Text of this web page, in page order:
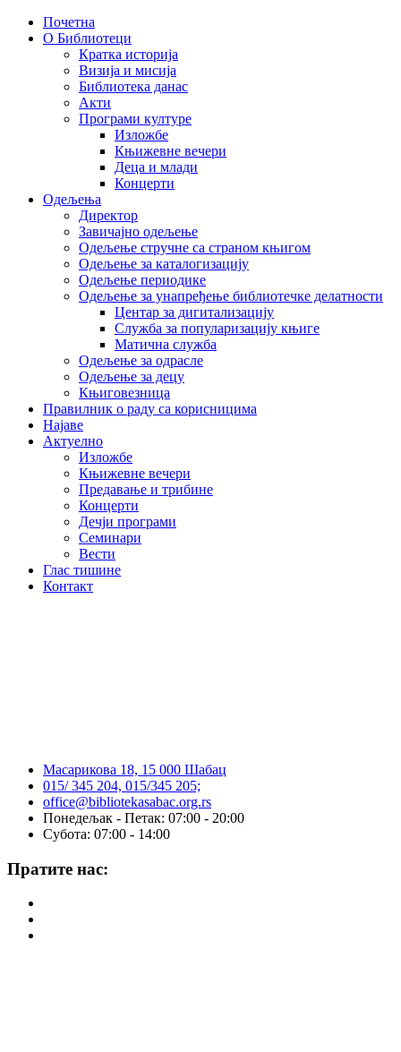
Почетна
О Библиотеци
Кратка историја
Визија и мисија
Библиотека данас
Акти
Програми културе
Изложбе
Књижевне вечери
Деца и млади
Концерти
Одељења
Директор
Завичајно одељење
Одељење стручне са страном књигом
Одељење за каталогизацију
Одељење периодике
Одељење за унапређење библиотечке делатности
Центар за дигитализацију
Служба за популаризацију књиге
Матична служба
Одељење за одрасле
Одељење за децу
Књиговезница
Правилник о раду са корисницима
Најаве
Актуелно
Изложбе
Књижевне вечери
Предавање и трибине
Концерти
Дечји програми
Семинари
Вести
Глас тишине
Контакт
Масарикова 18, 15 000 Шабац
015/ 345 204, 015/345 205;
office@bibliotekasabac.org.rs
Понедељак - Петак: 07:00 - 20:00
Субота: 07:00 - 14:00
Пратите нас: